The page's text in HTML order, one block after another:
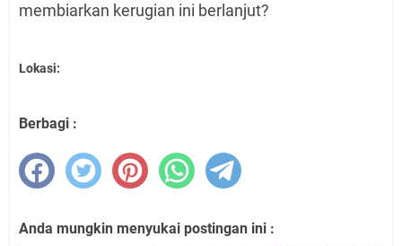
membiarkan kerugian ini berlanjut?
Lokasi:
Berbagi :
Anda mungkin menyukai postingan ini :